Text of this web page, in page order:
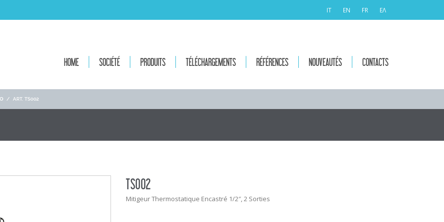
IT EN FR ΕΛ
HOME SOCIÉTÉ PRODUITS TÉLÉCHARGEMENTS RÉFÉRENCES NOUVEAUTÉS CONTACTS
/ ART. TS002
TS002
Mitigeur Thermostatique Encastré 1/2″, 2 Sorties